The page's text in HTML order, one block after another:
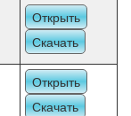
Открыть
Скачать
Открыть
Скачать